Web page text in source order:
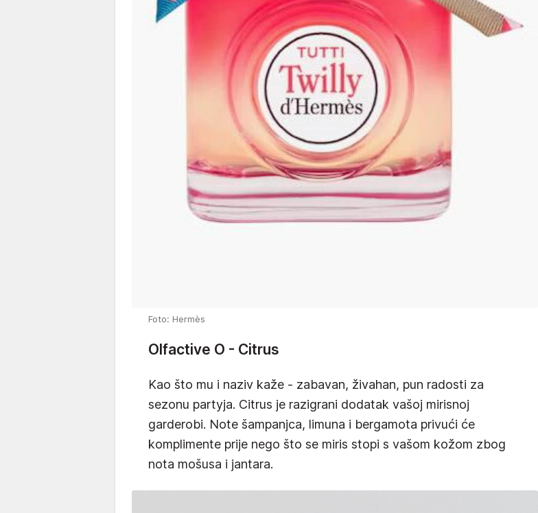
Foto: Hermès
Olfactive O - Citrus
Kao što mu i naziv kaže - zabavan, živahan, pun radosti za
sezonu partyja. Citrus je razigrani dodatak vašoj mirisnoj
garderobi. Note šampanjca, limuna i bergamota privući će
komplimente prije nego što se miris stopi s vašom kožom zbog
nota mošusa i jantara.